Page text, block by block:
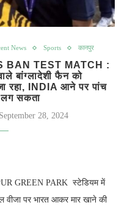
News Sports कानपुर
BAN TEST MATCH :
बांग्लादेशी फैन को
रहा, INDIA आने पर पांच
लग सकता
September 28, 2024
GREEN PARK स्टेडियम में
वीजा पर भारत आकर मार खाने की